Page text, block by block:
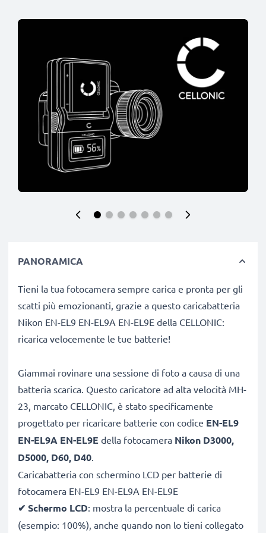
PANORAMICA
Tieni la tua fotocamera sempre carica e pronta per gli
scatti più emozionanti, grazie a questo caricabatteria
Nikon EN-EL9 EN-EL9A EN-EL9E della CELLONIC:
ricarica velocemente le tue batterie!
Giammai rovinare una sessione di foto a causa di una
batteria scarica. Questo caricatore ad alta velocità MH-
23, marcato CELLONIC, è stato specificamente
progettato per ricaricare batterie con codice EN-EL9
EN-EL9A EN-EL9E della fotocamera Nikon D3000,
D5000, D60, D40.
Caricabatteria con schermino LCD per batterie di
fotocamera EN-EL9 EN-EL9A EN-EL9E
✔ Schermo LCD: mostra la percentuale di carica
(esempio: 100%), anche quando non lo tieni collegato